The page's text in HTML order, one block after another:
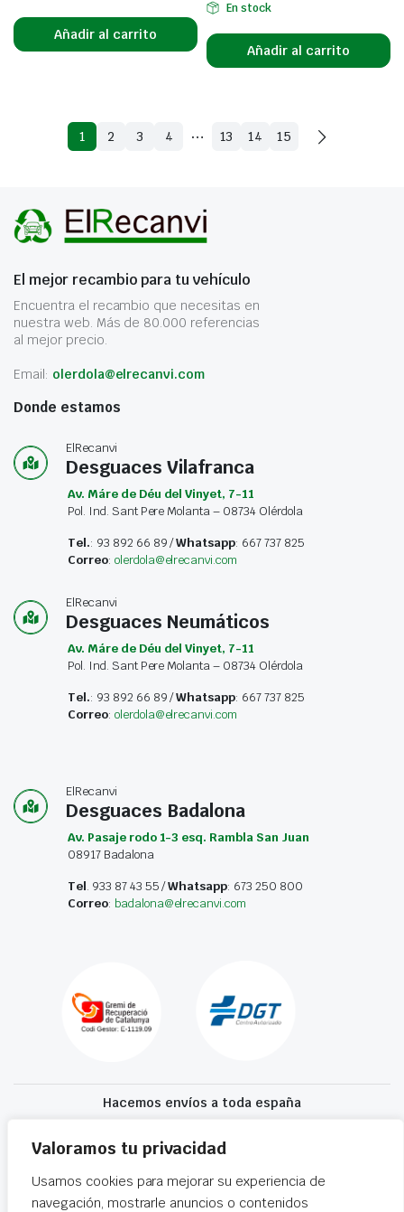
Valoramos tu privacidad
Usamos cookies para mejorar su experiencia de
navegación, mostrarle anuncios o contenidos
Añadir al carrito
En stock
Añadir al carrito
1 2 3 4 … 13 14 15
El mejor recambio para tu vehículo
Encuentra el recambio que necesitas en
nuestra web. Más de 80.000 referencias
al mejor precio.
Email: olerdola@elrecanvi.com
Donde estamos
ElRecanvi
Desguaces Vilafranca
Av. Máre de Déu del Vinyet, 7-11
Pol. Ind. Sant Pere Molanta – 08734 Olérdola
Tel.: 93 892 66 89 /Whatsapp: 667 737 825
Correo: olerdola@elrecanvi.com
ElRecanvi
Desguaces Neumáticos
Av. Máre de Déu del Vinyet, 7-11
Pol. Ind. Sant Pere Molanta – 08734 Olérdola
Tel.: 93 892 66 89 /Whatsapp: 667 737 825
Correo: olerdola@elrecanvi.com
ElRecanvi
Desguaces Badalona
Av. Pasaje rodo 1-3 esq. Rambla San Juan
08917 Badalona
Tel. 933 87 43 55 /Whatsapp: 673 250 800
Correo: badalona@elrecanvi.com
Hacemos envíos a toda españa
Recibe tu recambio en 24-72 horas
Desguaces El Recanvi 2026 ©Condiciones generales·Declaración de